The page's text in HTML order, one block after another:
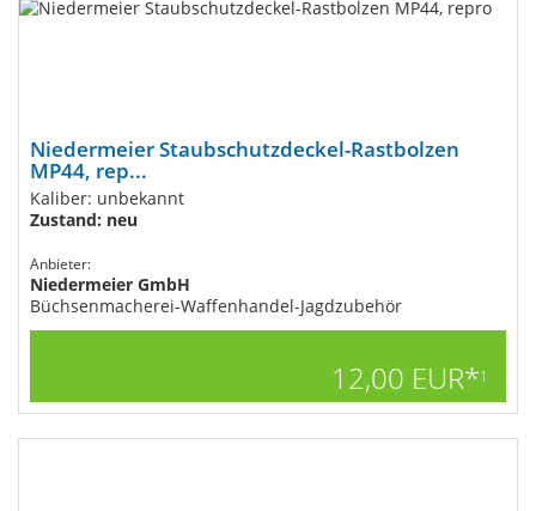
Niedermeier Staubschutzdeckel-Rastbolzen
MP44, rep...
Kaliber: unbekannt
Zustand: neu
Anbieter:
Niedermeier GmbH
Büchsenmacherei-Waffenhandel-Jagdzubehör
12,00 EUR*1